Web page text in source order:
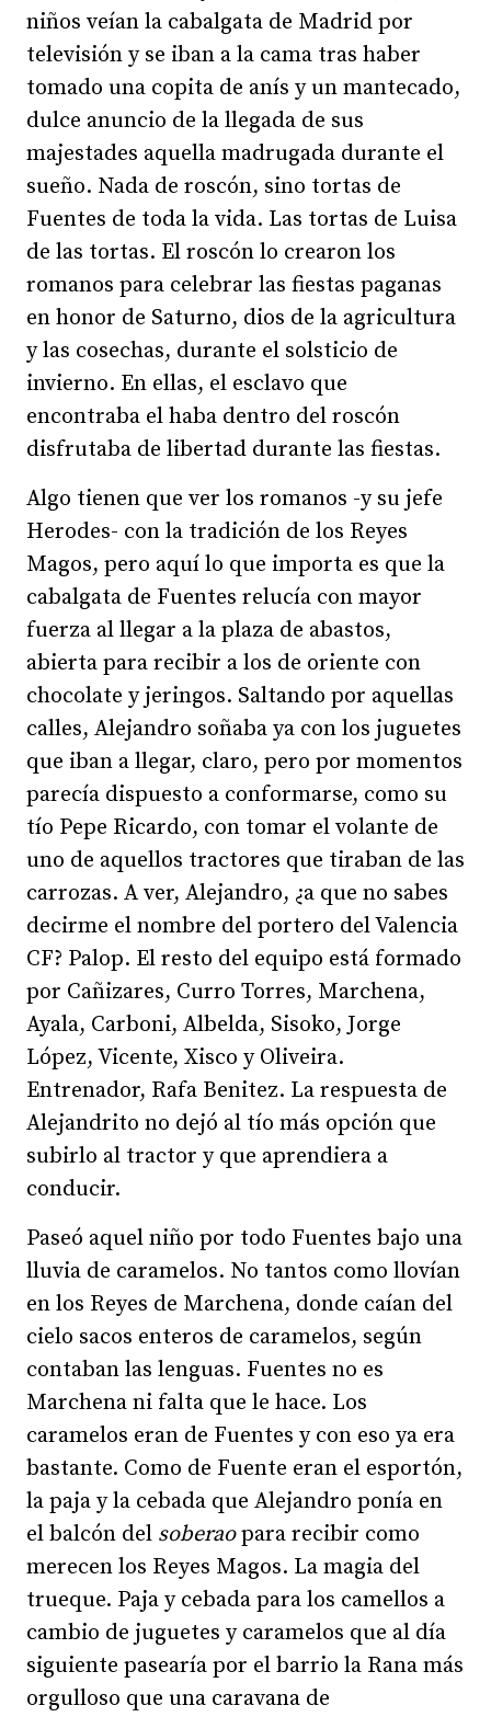
niños veían la cabalgata de Madrid por
televisión y se iban a la cama tras haber
tomado una copita de anís y un mantecado,
dulce anuncio de la llegada de sus
majestades aquella madrugada durante el
sueño. Nada de roscón, sino tortas de
Fuentes de toda la vida. Las tortas de Luisa
de las tortas. El roscón lo crearon los
romanos para celebrar las fiestas paganas
en honor de Saturno, dios de la agricultura
y las cosechas, durante el solsticio de
invierno. En ellas, el esclavo que
encontraba el haba dentro del roscón
disfrutaba de libertad durante las fiestas.
Algo tienen que ver los romanos -y su jefe
Herodes- con la tradición de los Reyes
Magos, pero aquí lo que importa es que la
cabalgata de Fuentes relucía con mayor
fuerza al llegar a la plaza de abastos,
abierta para recibir a los de oriente con
chocolate y jeringos. Saltando por aquellas
calles, Alejandro soñaba ya con los juguetes
que iban a llegar, claro, pero por momentos
parecía dispuesto a conformarse, como su
tío Pepe Ricardo, con tomar el volante de
uno de aquellos tractores que tiraban de las
carrozas. A ver, Alejandro, ¿a que no sabes
decirme el nombre del portero del Valencia
CF? Palop. El resto del equipo está formado
por Cañizares, Curro Torres, Marchena,
Ayala, Carboni, Albelda, Sisoko, Jorge
López, Vicente, Xisco y Oliveira.
Entrenador, Rafa Benitez. La respuesta de
Alejandrito no dejó al tío más opción que
subirlo al tractor y que aprendiera a
conducir.
Paseó aquel niño por todo Fuentes bajo una
lluvia de caramelos. No tantos como llovían
en los Reyes de Marchena, donde caían del
cielo sacos enteros de caramelos, según
contaban las lenguas. Fuentes no es
Marchena ni falta que le hace. Los
caramelos eran de Fuentes y con eso ya era
bastante. Como de Fuente eran el esportón,
la paja y la cebada que Alejandro ponía en
el balcón del soberaopara recibir como
merecen los Reyes Magos. La magia del
trueque. Paja y cebada para los camellos a
cambio de juguetes y caramelos que al día
siguiente pasearía por el barrio la Rana más
orgulloso que una caravana de